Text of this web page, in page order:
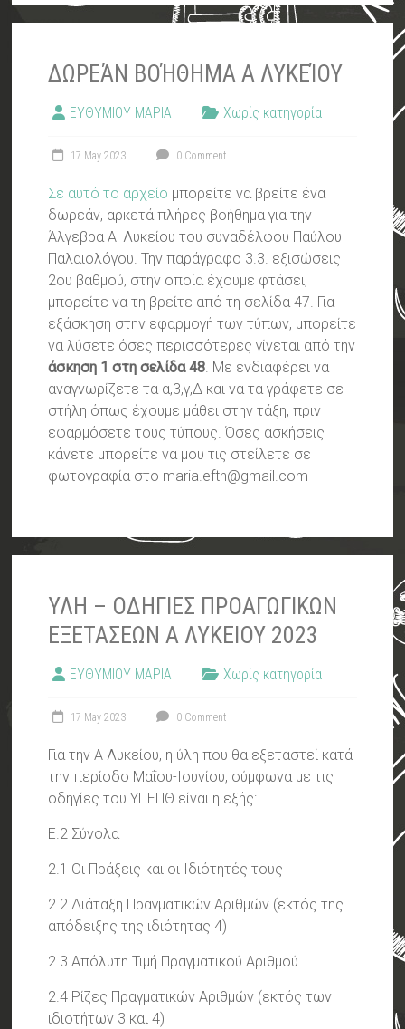
ΔΩΡΕΆΝ ΒΟΉΘΗΜΑ Α ΛΥΚΕΊΟΥ
ΕΥΘΥΜΙΟΥ ΜΑΡΙΑ Χωρίς κατηγορία
17 May 2023 0 Comment
Σε αυτό το αρχείο μπορείτε να βρείτε ένα
δωρεάν, αρκετά πλήρες βοήθημα για την
Άλγεβρα Α' Λυκείου του συναδέλφου Παύλου
Παλαιολόγου. Την παράγραφο 3.3. εξισώσεις
2ου βαθμού, στην οποία έχουμε φτάσει,
μπορείτε να τη βρείτε από τη σελίδα 47. Για
εξάσκηση στην εφαρμογή των τύπων, μπορείτε
να λύσετε όσες περισσότερες γίνεται από την
άσκηση 1 στη σελίδα 48. Με ενδιαφέρει να
αναγνωρίζετε τα α,β,γ,Δ και να τα γράφετε σε
στήλη όπως έχουμε μάθει στην τάξη, πριν
εφαρμόσετε τους τύπους. Όσες ασκήσεις
κάνετε μπορείτε να μου τις στείλετε σε
φωτογραφία στο maria.efth@gmail.com
ΥΛΗ – ΟΔΗΓΙΕΣ ΠΡΟΑΓΩΓΙΚΩΝ
ΕΞΕΤΑΣΕΩΝ Α ΛΥΚΕΙΟΥ 2023
ΕΥΘΥΜΙΟΥ ΜΑΡΙΑ Χωρίς κατηγορία
17 May 2023 0 Comment
Για την Α Λυκείου, η ύλη που θα εξεταστεί κατά
την περίοδο Μαΐου-Ιουνίου, σύμφωνα με τις
οδηγίες του ΥΠΕΠΘ είναι η εξής:
Ε.2 Σύνολα
2.1 Οι Πράξεις και οι Ιδιότητές τους
2.2 Διάταξη Πραγματικών Αριθμών (εκτός της
απόδειξης της ιδιότητας 4)
2.3 Απόλυτη Τιμή Πραγματικού Αριθμού
2.4 Ρίζες Πραγματικών Αριθμών (εκτός των
ιδιοτήτων 3 και 4)